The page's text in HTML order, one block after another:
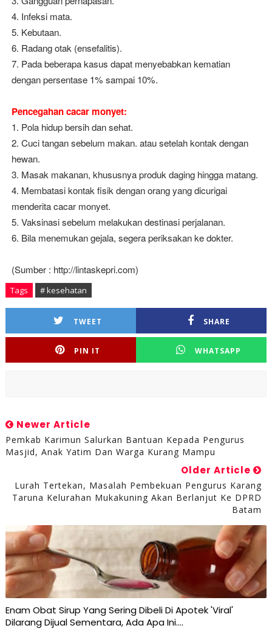
4. Infeksi mata.
5. Kebutaan.
6. Radang otak (ensefalitis).
7. Pada beberapa kasus dapat menyebabkan kematian
dengan persentase 1% sampai 10%.
Pencegahan cacar monyet:
1. Pola hidup bersih dan sehat.
2. Cuci tangan sebelum makan. atau setelah kontak dengan
hewan.
3. Masak makanan, khususnya produk daging hingga matang.
4. Membatasi kontak fisik dengan orang yang dicurigai
menderita cacar monyet.
5. Vaksinasi sebelum melakukan destinasi perjalanan.
6. Bila menemukan gejala, segera periksakan ke dokter.
(Sumber : http://lintaskepri.com)
Tags # kesehatan
TWEET SHARE
PIN IT WHATSAPP
Newer Article
Pemkab Karimun Salurkan Bantuan Kepada Pengurus
Masjid, Anak Yatim Dan Warga Kurang Mampu
Older Article
Lurah Tertekan, Masalah Pembekuan Pengurus Karang
Taruna Kelurahan Mukakuning Akan Berlanjut Ke DPRD
Batam
Enam Obat Sirup Yang Sering Dibeli Di Apotek 'Viral'
Dilarang Dijual Sementara, Ada Apa Ini....